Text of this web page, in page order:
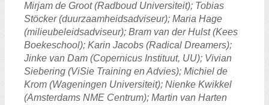
Mirjam de Groot (Radboud Universiteit); Tobias
Stöcker (duurzaamheidsadviseur); Maria Hage
(milieubeleidsadviseur); Bram van der Hulst (Kees
Boekeschool); Karin Jacobs (Radical Dreamers);
Jinke van Dam (Copernicus Instituut, UU); Vivian
Siebering (ViSie Training en Advies); Michiel de
Krom (Wageningen Universiteit); Nienke Kwikkel
(Amsterdams NME Centrum); Martin van Harten